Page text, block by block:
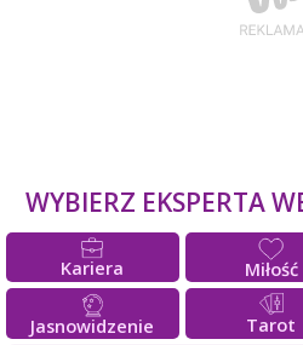
WYBIERZ EKSPERTA
Kariera Miłość
Jasnowidzenie Tarot